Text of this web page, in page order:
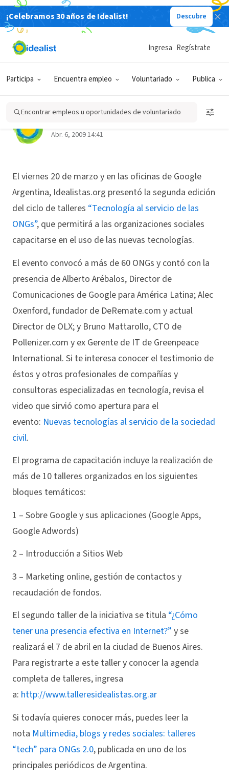
¡Celebramos 30 años de Idealist! Descubre
Participa Encuentra empleo Voluntariado Publica
Ingresa Regístrate
Encontrar empleos u oportunidades de voluntariado
Back
Talleres "tech" para ONGs 2.0
Abr. 6, 2009 14:41
El viernes 20 de marzo y en las oficinas de Google
Argentina, Idealistas.org presentó la segunda edición
del ciclo de talleres “Tecnología al servicio de las
ONGs”, que permitirá a las organizaciones sociales
capacitarse en el uso de las nuevas tecnologías.
El evento convocó a más de 60 ONGs y contó con la
presencia de Alberto Arébalos, Director de
Comunicaciones de Google para América Latina; Alec
Oxenford, fundador de DeRemate.com y actual
Director de OLX; y Bruno Mattarollo, CTO de
Pollenizer.com y ex Gerente de IT de Greenpeace
International. Si te interesa conocer el testimonio de
éstos y otros profesionales de compañías y
consultoras especializadas en tecnología, revisa el
video que sirvió como apertura para el
evento: Nuevas tecnologías al servicio de la sociedad
civil.
El programa de capacitación incluye la realización de
más de 10 talleres organizados en los siguientes
bloques temáticos:
1 – Sobre Google y sus aplicaciones (Google Apps,
Google Adwords)
2 – Introducción a Sitios Web
3 – Marketing online, gestión de contactos y
recaudación de fondos.
El segundo taller de la iniciativa se titula “¿Cómo
tener una presencia efectiva en Internet?” y se
realizará el 7 de abril en la ciudad de Buenos Aires.
Para registrarte a este taller y conocer la agenda
completa de talleres, ingresa
a: http://www.talleresidealistas.org.ar
Si todavía quieres conocer más, puedes leer la
nota Multimedia, blogs y redes sociales: talleres
“tech” para ONGs 2.0, publicada en uno de los
principales periódicos de Argentina.